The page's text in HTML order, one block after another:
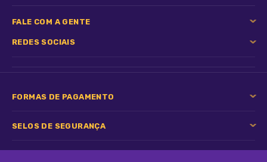
MANADA ANIMAL,
FALE COM A GENTE
REDES SOCIAIS
FORMAS DE PAGAMENTO
SELOS DE SEGURANÇA